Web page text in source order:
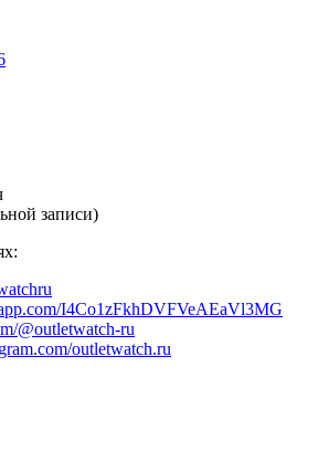
записи)
I4Co1zFkhDVFVeAEaVl3MG
@outletwatch-ru
outletwatch.ru